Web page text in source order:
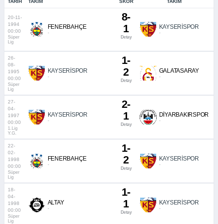
TARIH TAKIM SKOR TAKIM
20-11-
1994
00:00
Süper
Lig
FENERBAHÇE
-
8-
1
Detay
KAYSERİSPOR
-
26-
08-
1995
00:00
Süper
Lig
KAYSERİSPOR
-
1-
2
Detay
GALATASARAY
-
27-
04-
1997
00:00
1.Lig
Y.G.
KAYSERİSPOR
-
2-
1
Detay
DİYARBAKIRSPOR
-
22-
02-
1998
00:00
Süper
Lig
FENERBAHÇE
-
1-
2
Detay
KAYSERİSPOR
-
18-
04-
1998
00:00
Süper
Lig
ALTAY
-
1-
1
Detay
KAYSERİSPOR
-